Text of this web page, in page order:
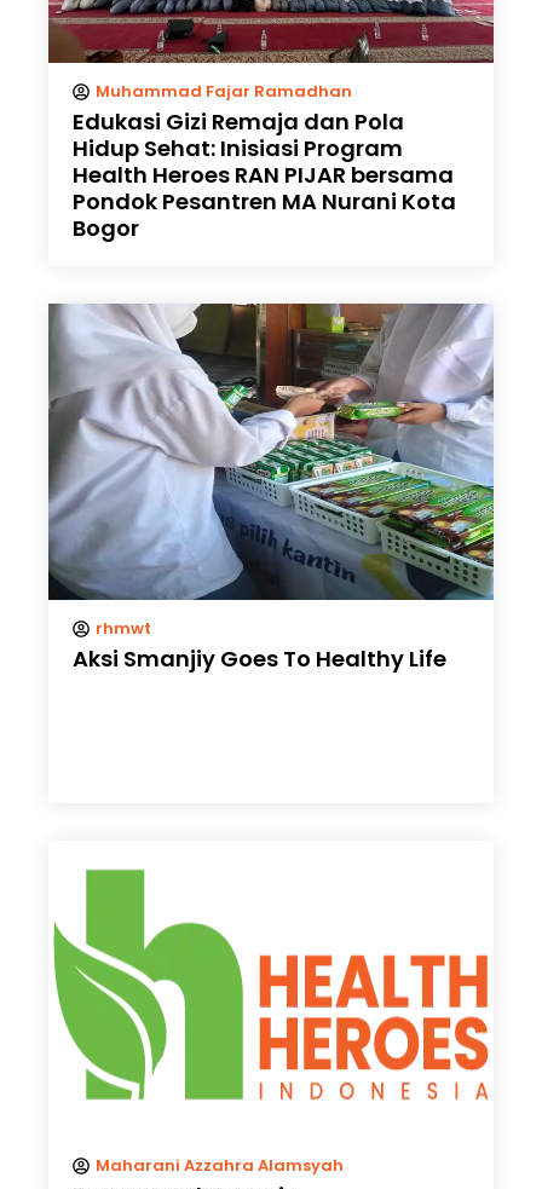
Muhammad Fajar Ramadhan
Edukasi Gizi Remaja dan Pola
Hidup Sehat: Inisiasi Program
Health Heroes RAN PIJAR bersama
Pondok Pesantren MA Nurani Kota
Bogor
rhmwt
Aksi Smanjiy Goes To Healthy Life
Maharani Azzahra Alamsyah